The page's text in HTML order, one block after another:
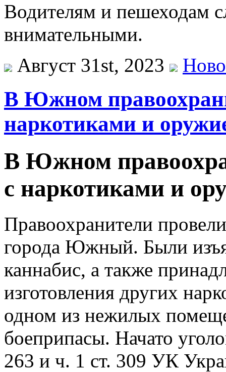
Водителям и пешеходам
внимательными.
Август 31st, 2023
В Южном
наркотиками и
В Южном
с наркотиками и
Правоохранители
города Южный. Были
каннабис, а также
изготовления других
одном из нежилых
боеприпасы. Начато
263 и ч. 1 ст. 309 УК